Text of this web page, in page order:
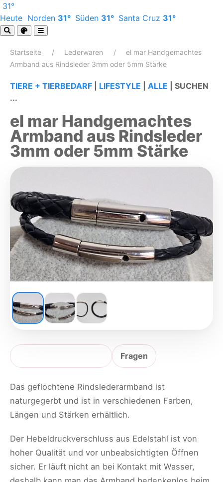
31°
Heute Norden 31° Süden 31° Santa Cruz 31°
Startseite Lederwaren
el mar Handgemachtes
Armband aus Rindsleder 3mm oder 5mm Stärke
TIERE + TIERBEDARF LIFESTYLE ALLE
SUCHEN
...
el mar Handgemachtes
Armband aus Rindsleder
3mm oder 5mm Stärke
Fragen
Das geflochtene Rindslederarmband ist
naturgegerbt und ist in verschiedenen Farben,
Längen und Stärken erhältlich.
Der Hebeldruckverschluss aus Edelstahl ist von
hoher Qualität und vor unbeabsichtigten Öffnen
sicher. Er läuft nicht an bei Kontakt mit Wasser,